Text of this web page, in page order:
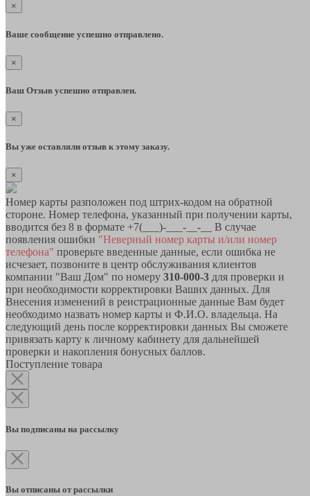
×
Ваше сообщение успешно отправлено.
×
Ваш Отзыв успешно отправлен.
×
Вы уже оставляли отзыв к этому заказу.
×
Номер карты разположен под штрих-кодом на обратной
стороне. Номер телефона, указанный при получении карты,
вводится без 8 в формате +7(___)-___-__-__ В случае
появления ошибки "Неверный номер карты и/или номер
телефона" проверьте введенные данные, если ошибка не
исчезает, позвоните в центр обслуживания клиентов
компании "Ваш Дом" по номеру 310-000-3 для проверки и
при необходимости корректировки Ваших данных. Для
Внесения изменений в реистрационные данные Вам будет
необходимо назвать номер карты и Ф.И.О. владельца. На
следующий день после корректировки данных Вы сможете
привязать карту к личному кабинету для дальнейшей
проверки и накопления бонусных баллов.
Поступление товара
Вы подписаны на рассылку
Вы отписаны от рассылки